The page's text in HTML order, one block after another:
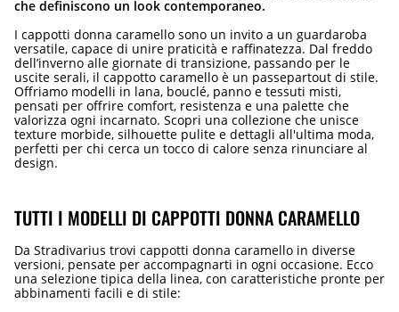
che definiscono un look contemporaneo.
I cappotti donna caramello sono un invito a un guardaroba
versatile, capace di unire praticità e raffinatezza. Dal freddo
dell’inverno alle giornate di transizione, passando per le
uscite serali, il cappotto caramello è un passepartout di stile.
Offriamo modelli in lana, bouclé, panno e tessuti misti,
pensati per offrire comfort, resistenza e una palette che
valorizza ogni incarnato. Scopri una collezione che unisce
texture morbide, silhouette pulite e dettagli all'ultima moda,
perfetti per chi cerca un tocco di calore senza rinunciare al
design.
TUTTI I MODELLI DI CAPPOTTI DONNA CARAMELLO
Da Stradivarius trovi cappotti donna caramello in diverse
versioni, pensate per accompagnarti in ogni occasione. Ecco
una selezione tipica della linea, con caratteristiche pronte per
abbinamenti facili e di stile: